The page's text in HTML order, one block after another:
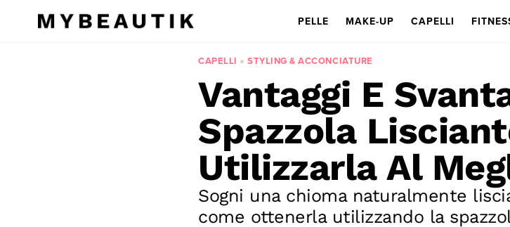
PELLE MAKE-UP CAPELLI
CAPELLI »STYLING & ACCONCIATURE
Vantaggi E
Spazzola
Utilizzarla Al
Sogni una chioma naturalmente
come ottenerla utilizzando la